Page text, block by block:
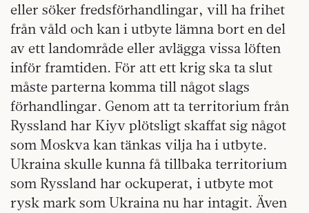
eller söker fredsförhandlingar, vill ha frihet
från våld och kan i utbyte lämna bort en del
av ett landområde eller avlägga vissa löften
inför framtiden. För att ett krig ska ta slut
måste parterna komma till något slags
förhandlingar. Genom att ta territorium från
Ryssland har Kiyv plötsligt skaffat sig något
som Moskva kan tänkas vilja ha i utbyte.
Ukraina skulle kunna få tillbaka territorium
som Ryssland har ockuperat, i utbyte mot
rysk mark som Ukraina nu har intagit. Även